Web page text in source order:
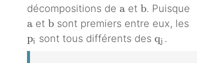
décompositions de a
a et b
b. Puisque
a
a et b
b sont premiers entre eux, les
p_i
pi sont tous différents des q_j
qj .